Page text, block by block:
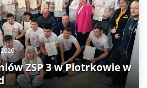
ZSP 3 w Piotrkowie w